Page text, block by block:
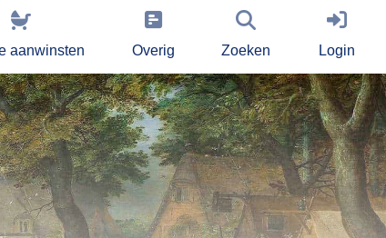
aanwinsten Overig Zoeken Login